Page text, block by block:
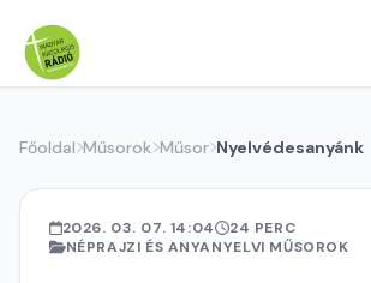
Főoldal Műsorok Műsor Nyelvédesanyánk
2026. 03. 07. 14:04
24 PERC
NÉPRAJZI ÉS ANYANYELVI MŰSOROK